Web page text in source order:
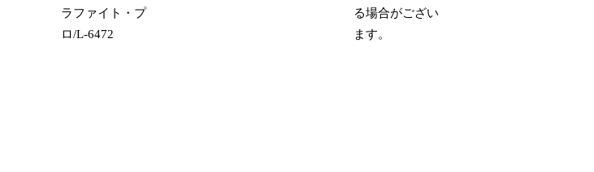
ラファイト・プ
ロ/L-6472
る場合がござい
ます。